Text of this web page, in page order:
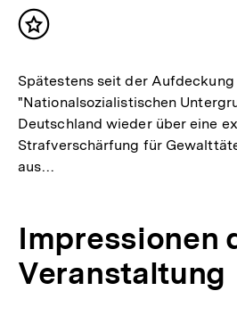
Inhalt
Spätestens seit der Aufdeckung
"Nationalsozialistischen
Deutschland wieder über eine
Strafverschärfung für
aus…
Impressionen
Veranstaltung